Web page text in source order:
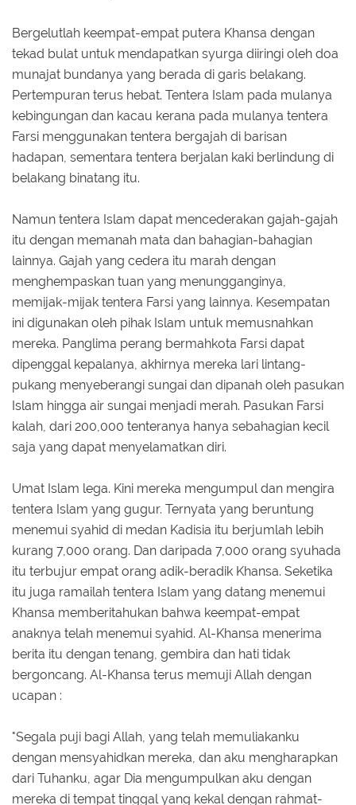
Bergelutlah keempat-empat putera Khansa dengan
tekad bulat untuk mendapatkan syurga diiringi oleh doa
munajat bundanya yang berada di garis belakang.
Pertempuran terus hebat. Tentera Islam pada mulanya
kebingungan dan kacau kerana pada mulanya tentera
Farsi menggunakan tentera bergajah di barisan
hadapan, sementara tentera berjalan kaki berlindung di
belakang binatang itu.
Namun tentera Islam dapat mencederakan gajah-gajah
itu dengan memanah mata dan bahagian-bahagian
lainnya. Gajah yang cedera itu marah dengan
menghempaskan tuan yang menungganginya,
memijak-mijak tentera Farsi yang lainnya. Kesempatan
ini digunakan oleh pihak Islam untuk memusnahkan
mereka. Panglima perang bermahkota Farsi dapat
dipenggal kepalanya, akhirnya mereka lari lintang-
pukang menyeberangi sungai dan dipanah oleh pasukan
Islam hingga air sungai menjadi merah. Pasukan Farsi
kalah, dari 200,000 tenteranya hanya sebahagian kecil
saja yang dapat menyelamatkan diri.
Umat Islam lega. Kini mereka mengumpul dan mengira
tentera Islam yang gugur. Ternyata yang beruntung
menemui syahid di medan Kadisia itu berjumlah lebih
kurang 7,000 orang. Dan daripada 7,000 orang syuhada
itu terbujur empat orang adik-beradik Khansa. Seketika
itu juga ramailah tentera Islam yang datang menemui
Khansa memberitahukan bahwa keempat-empat
anaknya telah menemui syahid. Al-Khansa menerima
berita itu dengan tenang, gembira dan hati tidak
bergoncang. Al-Khansa terus memuji Allah dengan
ucapan :
"Segala puji bagi Allah, yang telah memuliakanku
dengan mensyahidkan mereka, dan aku mengharapkan
dari Tuhanku, agar Dia mengumpulkan aku dengan
mereka di tempat tinggal yang kekal dengan rahmat-